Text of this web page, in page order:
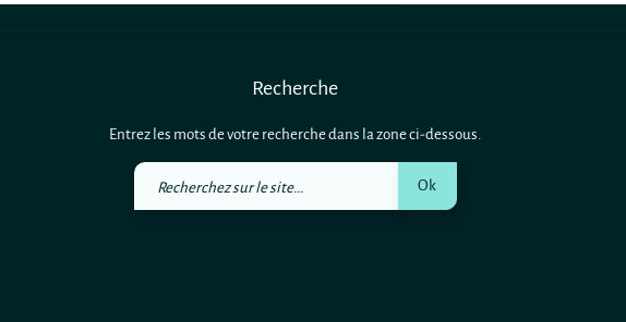
Recherche
Entrez les mots de votre recherche dans la zone ci-dessous.
Recherchez
Ok